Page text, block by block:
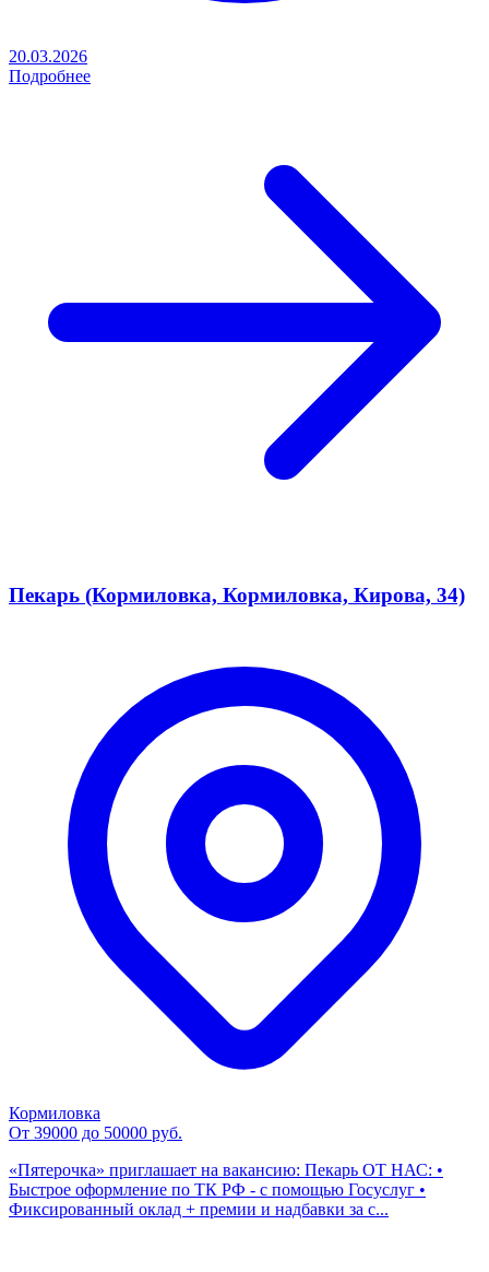
20.03.2026
Подробнее
Пекарь (Кормиловка, Кормиловка, Кирова, 34)
Кормиловка
От 39000 до 50000 руб.
«Пятерочка» приглашает на вакансию: Пекарь ОТ НАС: •
Быстрое оформление по ТК РФ - с помощью Госуслуг •
Фиксированный оклад + премии и надбавки за с...